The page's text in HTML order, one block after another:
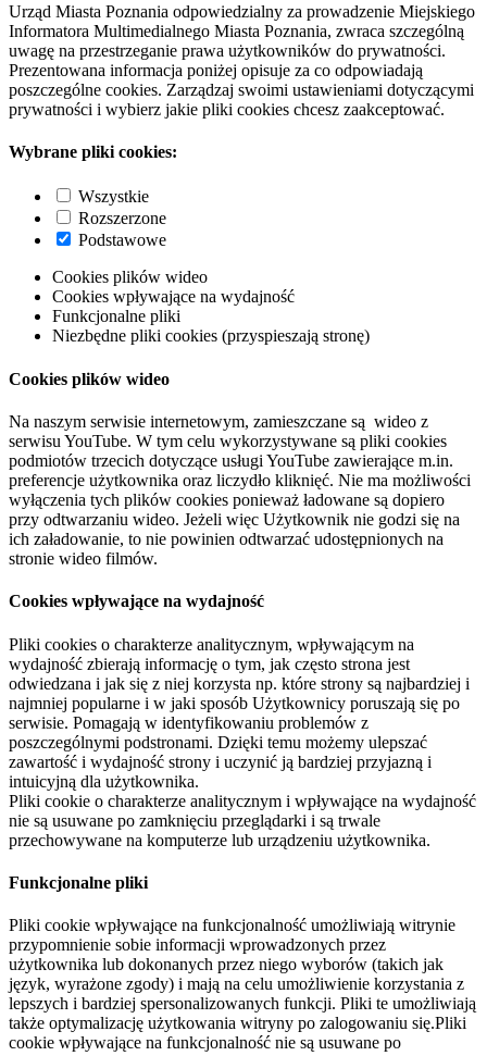
Urząd Miasta Poznania odpowiedzialny za prowadzenie Miejskiego
Informatora Multimedialnego Miasta Poznania, zwraca szczególną
uwagę na przestrzeganie prawa użytkowników do prywatności.
Prezentowana informacja poniżej opisuje za co odpowiadają
poszczególne cookies. Zarządzaj swoimi ustawieniami dotyczącymi
prywatności i wybierz jakie pliki cookies chcesz zaakceptować.
Wybrane pliki cookies:
Wszystkie
Rozszerzone
Podstawowe
Cookies plików wideo
Cookies wpływające na wydajność
Funkcjonalne pliki
Niezbędne pliki cookies (przyspieszają stronę)
Cookies plików wideo
Na naszym serwisie internetowym, zamieszczane są wideo z
serwisu YouTube. W tym celu wykorzystywane są pliki cookies
podmiotów trzecich dotyczące usługi YouTube zawierające m.in.
preferencje użytkownika oraz liczydło kliknięć. Nie ma możliwości
wyłączenia tych plików cookies ponieważ ładowane są dopiero
przy odtwarzaniu wideo. Jeżeli więc Użytkownik nie godzi się na
ich załadowanie, to nie powinien odtwarzać udostępnionych na
stronie wideo filmów.
Cookies wpływające na wydajność
Pliki cookies o charakterze analitycznym, wpływającym na
wydajność zbierają informację o tym, jak często strona jest
odwiedzana i jak się z niej korzysta np. które strony są najbardziej i
najmniej popularne i w jaki sposób Użytkownicy poruszają się po
serwisie. Pomagają w identyfikowaniu problemów z
poszczególnymi podstronami. Dzięki temu możemy ulepszać
zawartość i wydajność strony i uczynić ją bardziej przyjazną i
intuicyjną dla użytkownika.
Pliki cookie o charakterze analitycznym i wpływające na wydajność
nie są usuwane po zamknięciu przeglądarki i są trwale
przechowywane na komputerze lub urządzeniu użytkownika.
Funkcjonalne pliki
Pliki cookie wpływające na funkcjonalność umożliwiają witrynie
przypomnienie sobie informacji wprowadzonych przez
użytkownika lub dokonanych przez niego wyborów (takich jak
język, wyrażone zgody) i mają na celu umożliwienie korzystania z
lepszych i bardziej spersonalizowanych funkcji. Pliki te umożliwiają
także optymalizację użytkowania witryny po zalogowaniu się.Pliki
cookie wpływające na funkcjonalność nie są usuwane po